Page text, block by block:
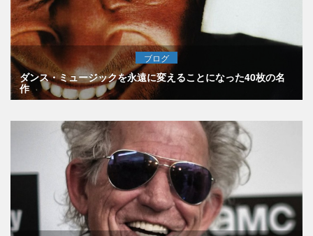
ブログ
ダンス・ミュージックを永遠に変えることになった40枚の名
作